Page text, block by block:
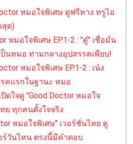
หมอใจพิเศษ ดูฟรีทาง ทรูไอ
สุด)
หมอใจพิเศษ EP.1-2 : "ดู๋" เชื่อมั่น
ป็นหมอ ท่ามกลางอุปสรรคเพียบ!
หมอใจพิเศษ EP.1-2 : เน๋ง
คแรกในฐานะ หมอ
ดใจดู "Good Doctor หมอใจ
ย ทุกคนตั้งใจจริง
หมอใจพิเศษ" เวอร์ชั่นไทย ดู
วันไหน ตรงนี้มีคำตอบ